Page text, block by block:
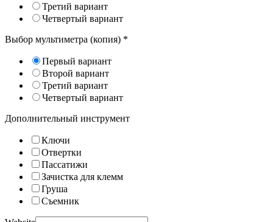
Третий вариант
Четвертый вариант
Выбор мультиметра (копия) *
Первый вариант
Второй вариант
Третий вариант
Четвертый вариант
Дополнительный инструмент
Ключи
Отвертки
Пассатижи
Зачистка для клемм
Груша
Съемник